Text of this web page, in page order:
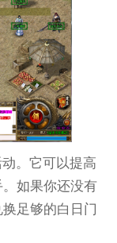
。它可以提高
如果你还没有
足够的白日门